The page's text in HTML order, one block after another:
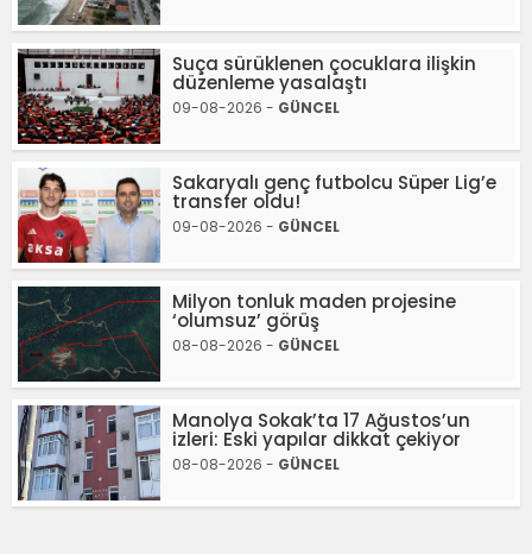
Suça sürüklenen çocuklara ilişkin
düzenleme yasalaştı
09-08-2026 - GÜNCEL
Sakaryalı genç futbolcu Süper Lig’e
transfer oldu!
09-08-2026 - GÜNCEL
Milyon tonluk maden projesine
‘olumsuz’ görüş
08-08-2026 - GÜNCEL
Manolya Sokak’ta 17 Ağustos’un
izleri: Eski yapılar dikkat çekiyor
08-08-2026 - GÜNCEL